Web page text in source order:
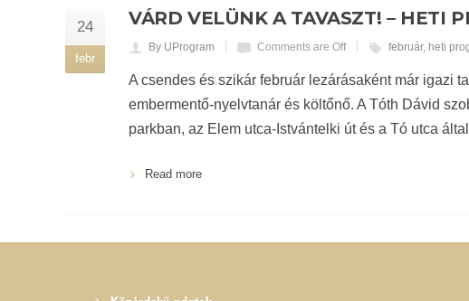
24
febr
VÁRD VELÜNK A TAVASZT! – HETI
By UProgram Comments are Off február, heti
A csendes és szikár február lezárásaként már igazi
embermentő-nyelvtanár és költőnő. A Tóth Dávid
parkban, az Elem utca-Istvántelki út és a Tó utca
Read more